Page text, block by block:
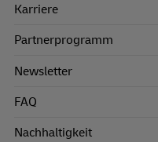
Karriere
Partnerprogramm
Newsletter
FAQ
Nachhaltigkeit